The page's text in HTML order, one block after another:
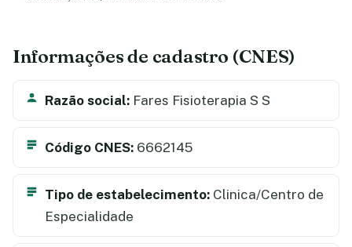
Informações de cadastro (CNES)
Razão social: Fares Fisioterapia S S
Código CNES: 6662145
Tipo de estabelecimento: Clinica/Centro de
Especialidade